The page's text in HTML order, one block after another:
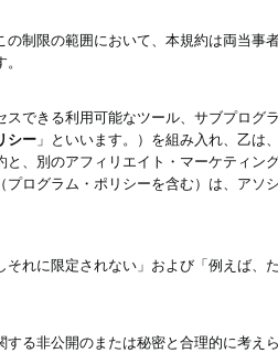
制限の範囲において、本規約は両当事
できる利用可能なツール、サブプログラ
シー 」といいます。）を組み入れ、乙は
、別のアフィリエイト・マーケティン
ログラム・ポリシーを含む）は、アソ
れに限定されない」および「例えば、
る非公開のまたは秘密と合理的に考え